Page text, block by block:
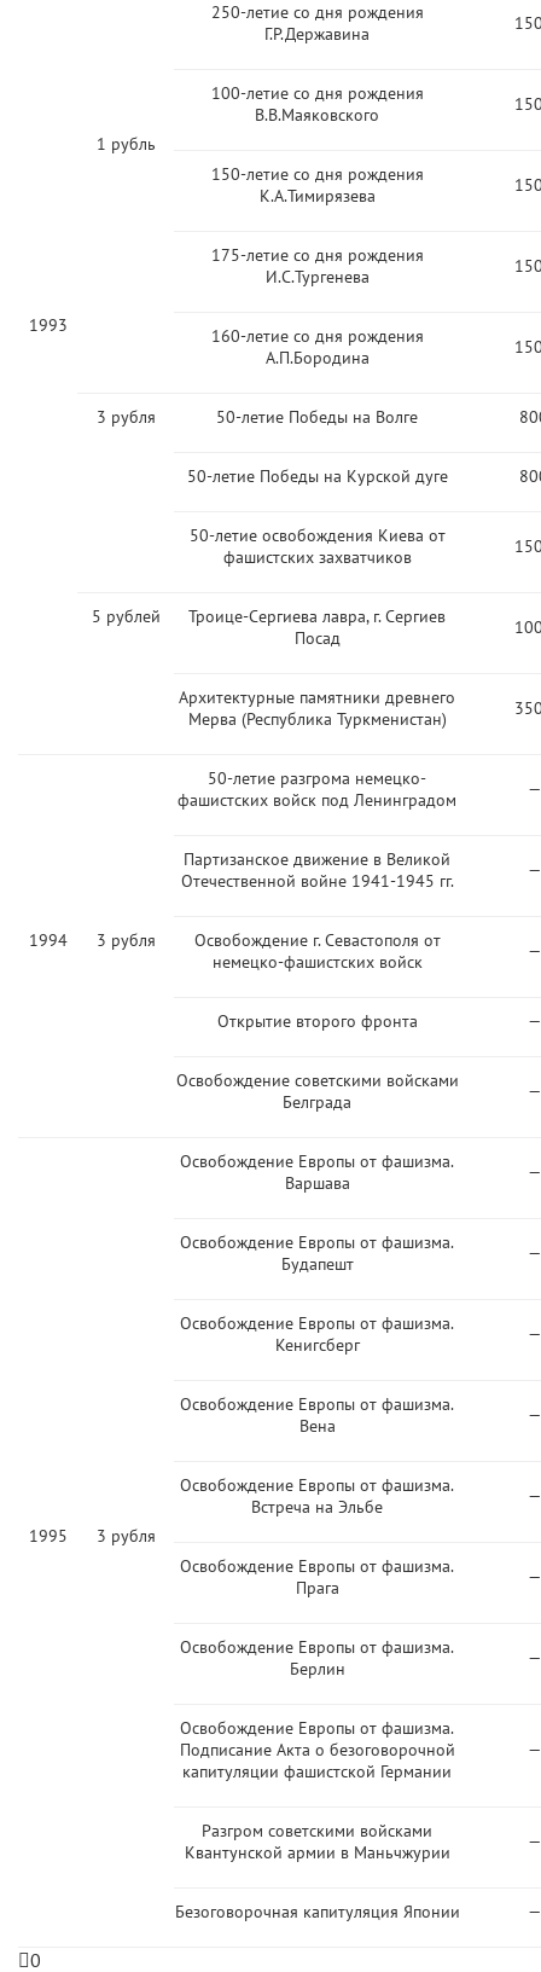
1993
1 рубль
250-летие со дня рождения
Г.Р.Державина
100-летие со дня рождения
В.В.Маяковского
150-летие со дня рождения
К.А.Тимирязева
175-летие со дня рождения
И.С.Тургенева
160-летие со дня рождения
А.П.Бородина
3 рубля 50-летие Победы на Волге
50-летие Победы на Курской дуге
50-летие освобождения Киева от
фашистских захватчиков
5 рублей
Троице-Сергиева лавра, г. Сергиев
Посад
Архитектурные памятники древнего
Мерва (Республика Туркменистан)
1994 3 рубля
50-летие разгрома немецко-
фашистских войск под Ленинградом
—
Партизанское движение в Великой
Отечественной войне 1941-1945 гг.
—
Освобождение г. Севастополя от
немецко-фашистских войск
—
Открытие второго фронта —
Освобождение советскими войсками
Белграда
—
1995 3 рубля
Освобождение Европы от фашизма.
Варшава
—
Освобождение Европы от фашизма.
Будапешт
—
Освобождение Европы от фашизма.
Кенигсберг
—
Освобождение Европы от фашизма.
Вена
—
Освобождение Европы от фашизма.
Встреча на Эльбе
—
Освобождение Европы от фашизма.
Прага
—
Освобождение Европы от фашизма.
Берлин
—
Освобождение Европы от фашизма.
Подписание Акта о безоговорочной
капитуляции фашистской Германии
—
Разгром советскими войсками
Квантунской армии в Маньчжурии
—
Безоговорочная капитуляция Японии —
0